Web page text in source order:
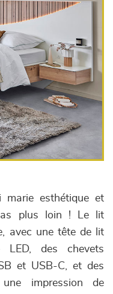
esthétique et
plus loin ! Le lit
avec une tête de lit
LED, des chevets
et USB-C, et des
impression de